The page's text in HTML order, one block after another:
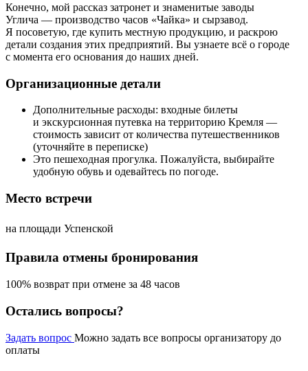
Конечно, мой рассказ затронет и знаменитые заводы
Углича — производство часов «Чайка» и сырзавод.
Я посоветую, где купить местную продукцию, и раскрою
детали создания этих предприятий. Вы узнаете всё о городе
с момента его основания до наших дней.
Организационные детали
Дополнительные расходы: входные билеты
и экскурсионная путевка на территорию Кремля —
стоимость зависит от количества путешественников
(уточняйте в переписке)
Это пешеходная прогулка. Пожалуйста, выбирайте
удобную обувь и одевайтесь по погоде.
Место встречи
на площади Успенской
Правила отмены бронирования
100% возврат при отмене за 48 часов
Остались вопросы?
Задать вопрос Можно задать все вопросы организатору до
оплаты